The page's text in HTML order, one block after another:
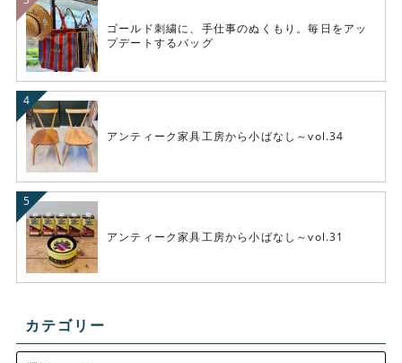
ゴールド刺繍に、手仕事のぬくもり。毎日をアッ
プデートするバッグ
アンティーク家具工房から小ばなし～vol.34
アンティーク家具工房から小ばなし～vol.31
カテゴリー